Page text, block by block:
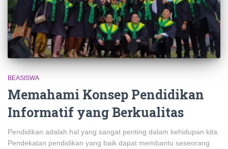
BEASISWA
Memahami Konsep Pendidikan
Informatif yang Berkualitas
Pendidikan adalah hal yang sangat penting dalam kehidupan kita.
Pendekatan pendidikan yang baik dapat membantu seseorang